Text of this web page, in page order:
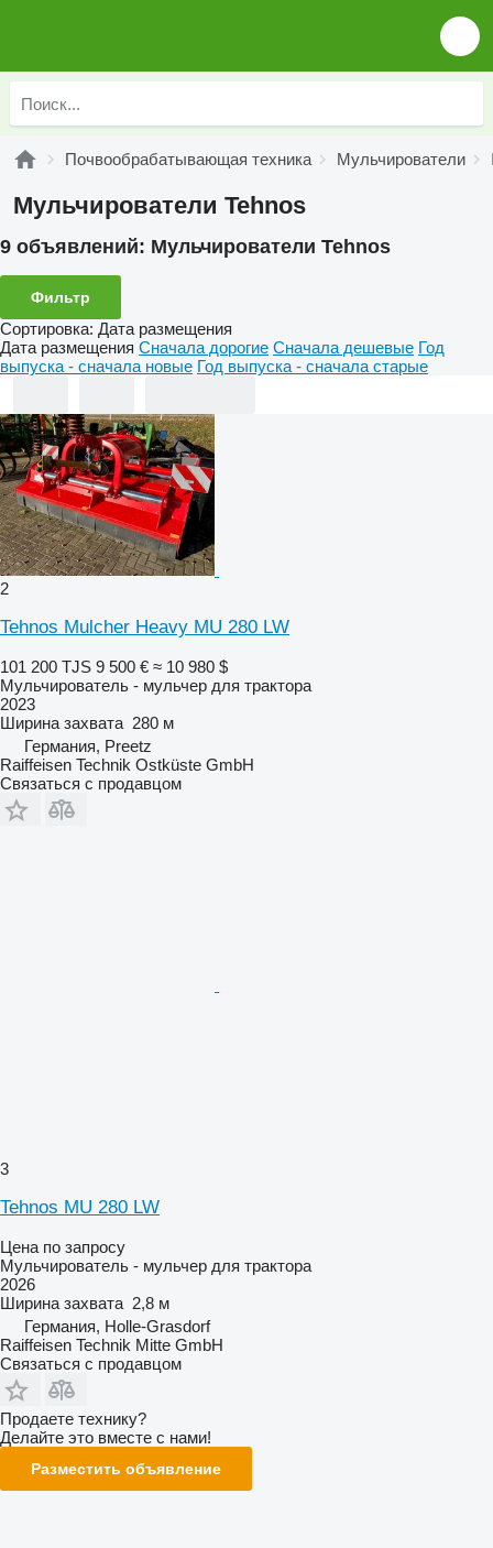
Почвообрабатывающая техника Мульчирователи
Мульчирователи Tehnos
9 объявлений: Мульчирователи Tehnos
Фильтр
Сортировка: Дата размещения
Дата размещения Сначала дорогие Сначала дешевые Год
выпуска - сначала новые Год выпуска - сначала старые
2
Tehnos Mulcher Heavy MU 280 LW
101 200 TJS 9 500 € ≈ 10 980 $
Мульчирователь - мульчер для трактора
2023
Ширина захвата 280 м
Германия, Preetz
Raiffeisen Technik Ostküste GmbH
Связаться с продавцом
3
Tehnos MU 280 LW
Цена по запросу
Мульчирователь - мульчер для трактора
2026
Ширина захвата 2,8 м
Германия, Holle-Grasdorf
Raiffeisen Technik Mitte GmbH
Связаться с продавцом
Продаете технику?
Делайте это вместе с нами!
Разместить объявление